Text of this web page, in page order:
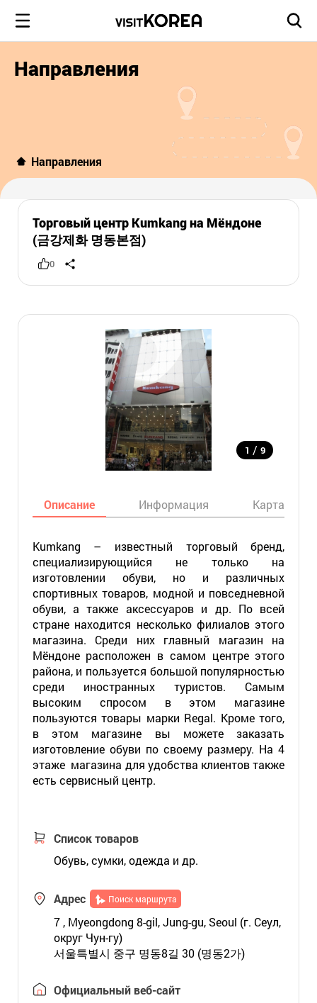
Направления
Направления
Торговый центр Kumkang на Мёндоне
(금강제화 명동본점)
0
1 / 9
Описание Информация Карта
Kumkang – известный торговый бренд,
специализирующийся не только на
изготовлении обуви, но и различных
спортивных товаров, модной и повседневной
обуви, а также аксессуаров и др. По всей
стране находится несколько филиалов этого
магазина. Среди них главный магазин на
Мёндоне расположен в самом центре этого
района, и пользуется большой популярностью
среди иностранных туристов. Самым
высоким спросом в этом магазине
пользуются товары марки Regal. Кроме того,
в этом магазине вы можете заказать
изготовление обуви по своему размеру. На 4
этаже магазина для удобства клиентов также
есть сервисный центр.
Список товаров
Обувь, сумки, одежда и др.
Адрес Поиск маршрута
7 , Myeongdong 8-gil, Jung-gu, Seoul (г. Сеул,
округ Чун-гу)
서울특별시 중구 명동8길 30 (명동2가)
Официальный веб-сайт